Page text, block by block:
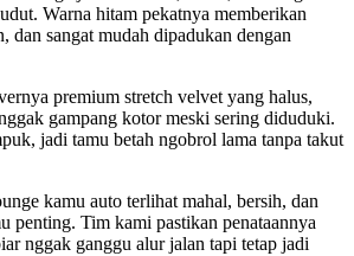
Warna hitam pekatnya memberikan
dan sangat mudah dipadukan dengan
premium stretch velvet yang halus,
gampang kotor meski sering diduduki.
jadi tamu betah ngobrol lama tanpa takut
kamu auto terlihat mahal, bersih, dan
penting. Tim kami pastikan penataannya
nggak ganggu alur jalan tapi tetap jadi